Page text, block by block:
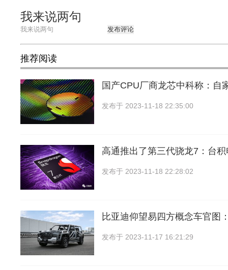
我来说两句
发布评论
推荐阅读
国产CPU厂商龙芯中科称：自
发布于 2023-11-18 22:35:00
高通推出了第三代骁龙7：台
发布于 2023-11-18 22:28:02
比亚迪仰望易四方概念车官图
发布于 2023-11-17 16:21:29